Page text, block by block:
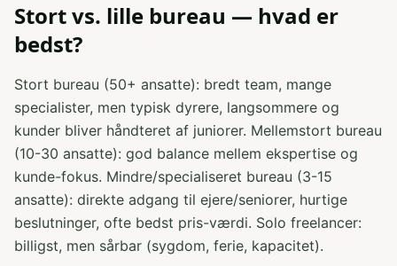
Stort vs. lille bureau — hvad er
bedst?
Stort bureau (50+ ansatte): bredt team, mange
specialister, men typisk dyrere, langsommere og
kunder bliver håndteret af juniorer. Mellemstort bureau
(10-30 ansatte): god balance mellem ekspertise og
kunde-fokus. Mindre/specialiseret bureau (3-15
ansatte): direkte adgang til ejere/seniorer, hurtige
beslutninger, ofte bedst pris-værdi. Solo freelancer:
billigst, men sårbar (sygdom, ferie, kapacitet).